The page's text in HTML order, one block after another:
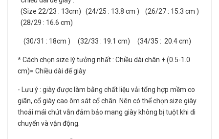
(Size 22/23 : 13cm) (24/25 : 13.8 cm ) (26/27 : 15.3 cm )
(28/29 : 16.6 cm)
(30/31 : 18cm ) (32/33 : 19.1 cm) (34/35 : 20.4 cm)
* Cách chọn size lý tưởng nhất : Chiều dài chân + (0.5-1.0
cm)= Chiều dài đế giày
- Lưu ý : giày được làm bằng chất liệu vải tổng hợp mềm co
giãn, cổ giày cao ôm sát cổ chân. Nên có thể chọn size giày
thoải mái chút vẫn đảm bảo mang giày không bị tuột khi di
chuyển và vận động.